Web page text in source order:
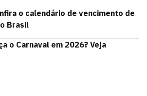
o calendário de vencimento de
Brasil
o Carnaval em 2026? Veja